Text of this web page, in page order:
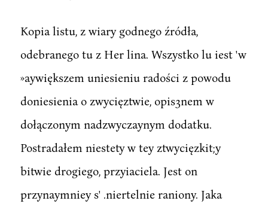
Kopia listu, z wiary godnego źródła,
odebranego tu z Her lina. Wszystko lu iest 'w
»aywiększem uniesieniu radości z powodu
doniesienia o zwycięztwie, opis3nem w
dołączonym nadzwyczaynym dodatku.
Postradałem niestety w tey ztwycięzkit;y
bitwie drogiego, przyiaciela. Jest on
przynaymniey s' .niertelnie raniony. Jaka